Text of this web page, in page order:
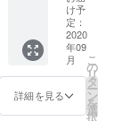
品 風炉
屏風
60×180
(60×90
×2 二
つ折り)
和紙に
け予
定：
2020
年09
月
詳細を見る
こ
の
リ
タ
ー
ン
を
選
択